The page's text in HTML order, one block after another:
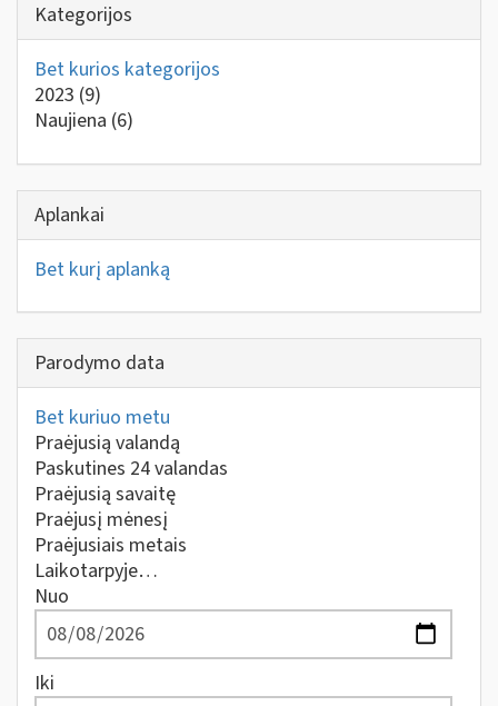
Kategorijos
Bet kurios kategorijos
2023 (9)
Naujiena (6)
Aplankai
Bet kurį aplanką
Parodymo data
Bet kuriuo metu
Praėjusią valandą
Paskutines 24 valandas
Praėjusią savaitę
Praėjusį mėnesį
Praėjusiais metais
Laikotarpyje…
Nuo
Iki